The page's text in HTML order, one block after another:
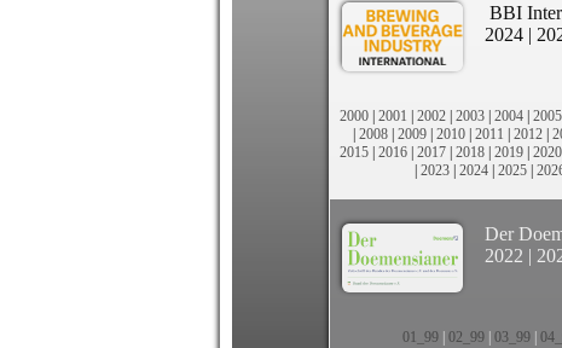
BBI
2024 |
2000 | 2001 | 2002 | 2003 | 2004 | 2005
| 2008 | 2009 | 2010 | 2011 | 2012 |
2015 | 2016 | 2017 | 2018 | 2019 | 2020
| 2023| 2024| 2025|
Der
2022 |
01_99 02_99 03_99